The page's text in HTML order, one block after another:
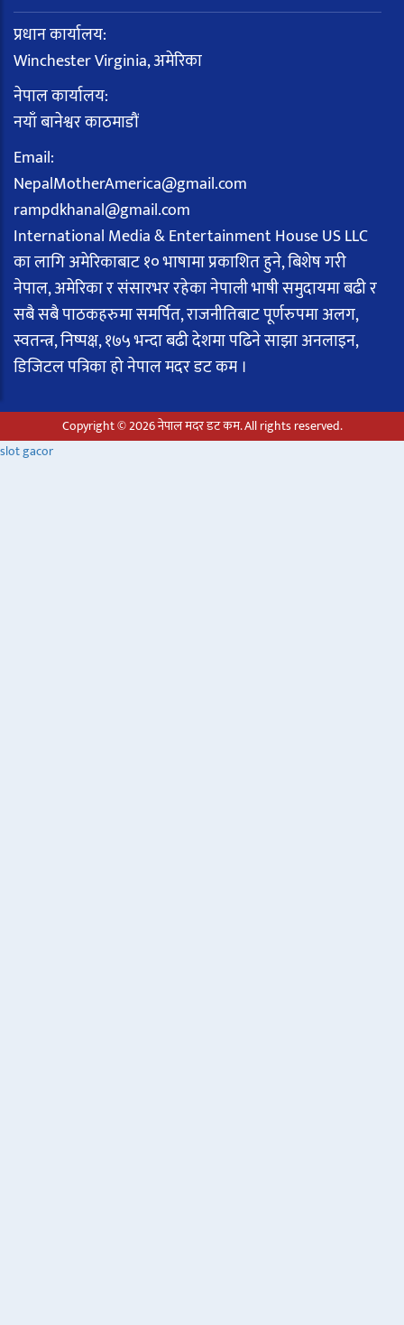
प्रधान कार्यालय:
Winchester Virginia, अमेरिका
नेपाल कार्यालय:
नयाँ बानेश्वर काठमाडौं
Email:
NepalMotherAmerica@gmail.com
rampdkhanal@gmail.com
International Media & Entertainment House US LLC
का लागि अमेरिकाबाट १० भाषामा प्रकाशित हुने, बिशेष गरी
नेपाल, अमेरिका र संसारभर रहेका नेपाली भाषी समुदायमा बढी र
सबै सबै पाठकहरुमा समर्पित, राजनीतिबाट पूर्णरुपमा अलग,
स्वतन्त्र, निष्पक्ष, १७५ भन्दा बढी देशमा पढिने साझा अनलाइन,
डिजिटल पत्रिका हो नेपाल मदर डट कम ।
Copyright © 2026 नेपाल मदर डट कम. All rights reserved.
slot gacor